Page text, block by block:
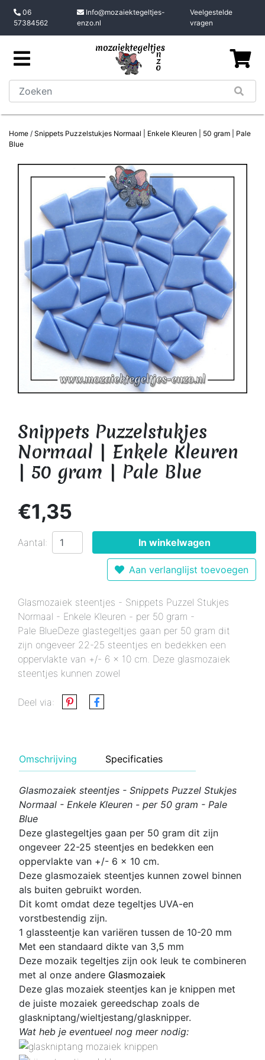
06
57384562
Info@mozaiektegeltjes-
enzo.nl
Veelgestelde
vragen
Home / Snippets Puzzelstukjes Normaal | Enkele Kleuren | 50 gram | Pale
Blue
Snippets Puzzelstukjes
Normaal | Enkele Kleuren
| 50 gram | Pale Blue
€1,35
Aantal: In winkelwagen
Aan verlanglijst toevoegen
Glasmozaiek steentjes - Snippets Puzzel Stukjes
Normaal - Enkele Kleuren - per 50 gram -
Pale BlueDeze glastegeltjes gaan per 50 gram dit
zijn ongeveer 22-25 steentjes en bedekken een
oppervlakte van +/- 6 x 10 cm. Deze glasmozaiek
steentjes kunnen zowel
Deel via:
Omschrijving Specificaties
Glasmozaiek steentjes - Snippets Puzzel Stukjes
Normaal - Enkele Kleuren - per 50 gram - Pale
Blue
Deze glastegeltjes gaan per 50 gram dit zijn
ongeveer 22-25 steentjes en bedekken een
oppervlakte van +/- 6 x 10 cm.
Deze glasmozaiek steentjes kunnen zowel binnen
als buiten gebruikt worden.
Dit komt omdat deze tegeltjes UVA-en
vorstbestendig zijn.
1 glassteentje kan variëren tussen de 10-20 mm
Met een standaard dikte van 3,5 mm
Deze mozaik tegeltjes zijn ook leuk te combineren
met al onze andere Glasmozaiek
Deze glas mozaiek steentjes kan je knippen met
de juiste mozaiek gereedschap zoals de
glaskniptang/wieltjestang/glasknipper.
Wat heb je eventueel nog meer nodig: